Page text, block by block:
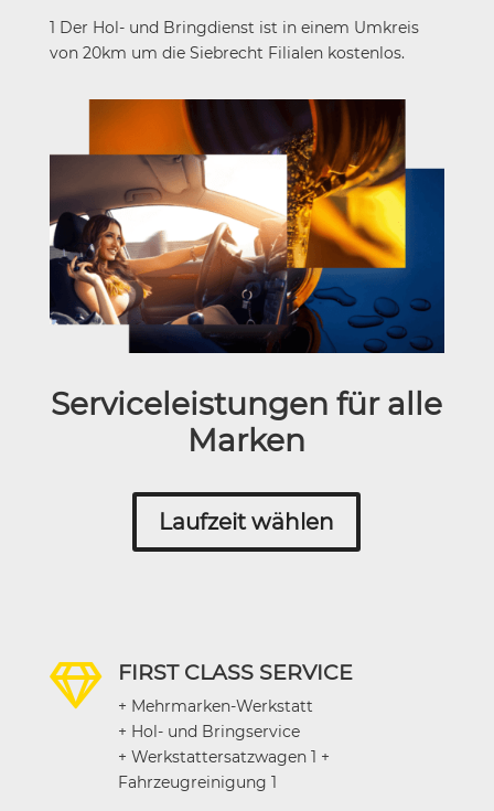
1 Der Hol- und Bringdienst ist in einem Umkreis
von 20km um die Siebrecht Filialen kostenlos.
Serviceleistungen für alle
Marken
Laufzeit wählen
 FIRST CLASS SERVICE
+ Mehrmarken-Werkstatt
+ Hol- und Bringservice
+ Werkstattersatzwagen 1 +
Fahrzeugreinigung 1